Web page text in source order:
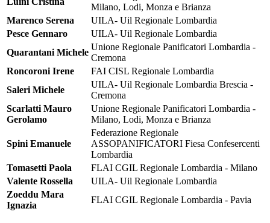
Milano, Lodi, Monza e Brianza
Marenco Serena
UILA- Uil Regionale Lombardia
Pesce Gennaro
UILA- Uil Regionale Lombardia
Quarantani Michele
Unione Regionale Panificatori Lombardia -
Cremona
Roncoroni Irene
FAI CISL Regionale Lombardia
Saleri Michele
UILA- Uil Regionale Lombardia Brescia -
Cremona
Scarlatti Mauro
Gerolamo
Unione Regionale Panificatori Lombardia -
Milano, Lodi, Monza e Brianza
Spini Emanuele
Federazione Regionale
ASSOPANIFICATORI Fiesa Confesercenti
Lombardia
Tomasetti Paola
FLAI CGIL Regionale Lombardia - Milano
Valente Rossella
UILA- Uil Regionale Lombardia
Zoeddu Mara
Ignazia
FLAI CGIL Regionale Lombardia - Pavia